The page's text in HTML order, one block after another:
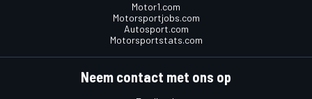
Motor1.com
Motorsportjobs.com
Autosport.com
Motorsportstats.com
Neem contact met ons op